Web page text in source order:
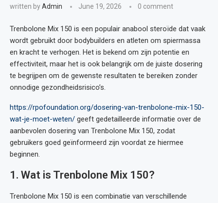
written byAdmin June 19, 2026 0 comment
Trenbolone Mix 150 is een populair anabool steroïde dat vaak
wordt gebruikt door bodybuilders en atleten om spiermassa
en kracht te verhogen. Het is bekend om zijn potentie en
effectiviteit, maar het is ook belangrijk om de juiste dosering
te begrijpen om de gewenste resultaten te bereiken zonder
onnodige gezondheidsrisico’s.
https://rpofoundation.org/dosering-van-trenbolone-mix-150-
wat-je-moet-weten/ geeft gedetailleerde informatie over de
aanbevolen dosering van Trenbolone Mix 150, zodat
gebruikers goed geïnformeerd zijn voordat ze hiermee
beginnen.
1. Wat is Trenbolone Mix 150?
Trenbolone Mix 150 is een combinatie van verschillende